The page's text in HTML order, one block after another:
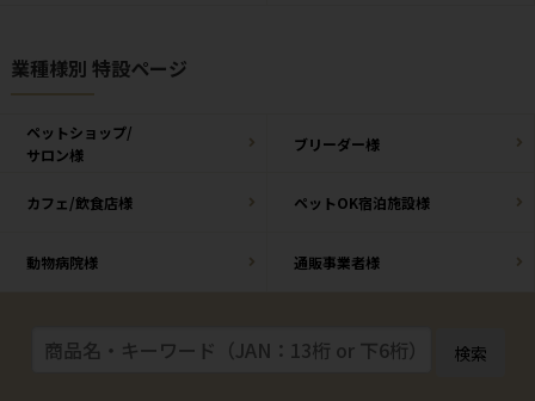
業種様別 特設ページ
ペットショップ/
サロン様
ブリーダー様
カフェ/飲食店様 ペットOK宿泊施設様
動物病院様 通販事業者様
検索